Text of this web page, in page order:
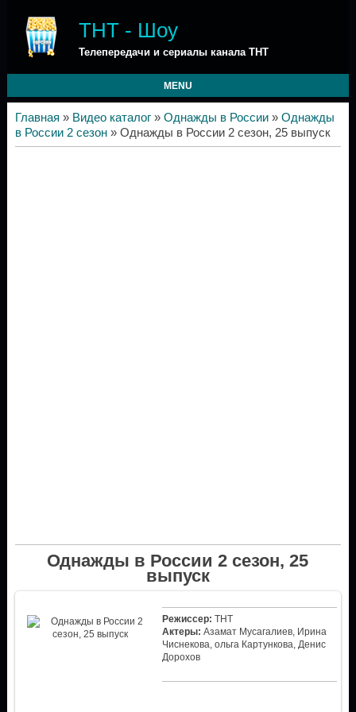
ТНТ - Шоу
Телепередачи и сериалы канала ТНТ
MENU
Главная » Видео каталог» Однажды в России» Однажды
в России 2 сезон» Однажды в России 2 сезон, 25 выпуск
Однажды в России 2 сезон, 25
выпуск
Режиссер: ТНТ
Актеры: Азамат Мусагалиев, Ирина
Чиснекова, ольга Картункова, Денис
Дорохов